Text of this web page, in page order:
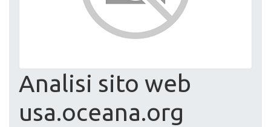
Analisi sito web
usa.oceana.org